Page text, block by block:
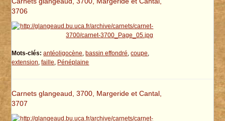
3706
Mots-clés: antéoligocène,bassin effondré,coupe,
extension,faille, Pénéplaine
Carnets glangeaud, 3700, Margeride et Cantal,
3707